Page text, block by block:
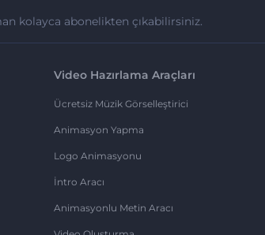
kolayca abonelikten çıkabilirsiniz.
Video Hazırlama Araçları
Ücretsiz Müzik Görselleştirici
Animasyon Yapma
Logo Animasyonu
İntro Aracı
Animasyonlu Metin Aracı